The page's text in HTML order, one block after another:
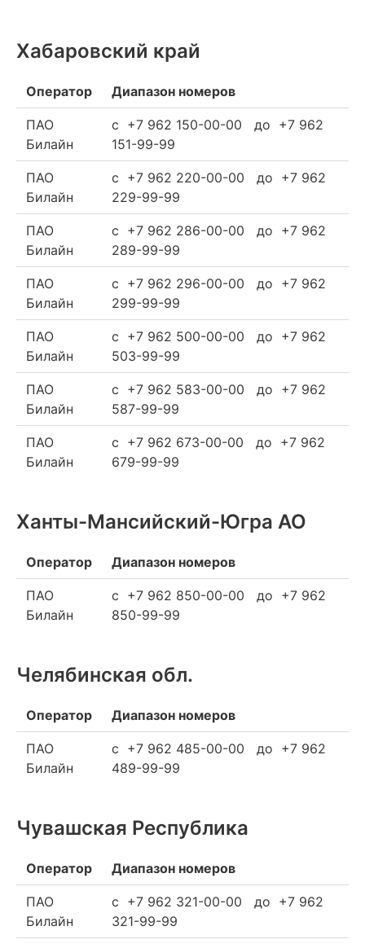
Хабаровский край
Оператор Диапазон номеров
ПАО
Билайн
c +7 962 150-00-00 до +7 962
151-99-99
ПАО
Билайн
c +7 962 220-00-00 до +7 962
229-99-99
ПАО
Билайн
c +7 962 286-00-00 до +7 962
289-99-99
ПАО
Билайн
c +7 962 296-00-00 до +7 962
299-99-99
ПАО
Билайн
c +7 962 500-00-00 до +7 962
503-99-99
ПАО
Билайн
c +7 962 583-00-00 до +7 962
587-99-99
ПАО
Билайн
c +7 962 673-00-00 до +7 962
679-99-99
Ханты-Мансийский-Югра АО
Оператор Диапазон номеров
ПАО
Билайн
c +7 962 850-00-00 до +7 962
850-99-99
Челябинская обл.
Оператор Диапазон номеров
ПАО
Билайн
c +7 962 485-00-00 до +7 962
489-99-99
Чувашская Республика
Оператор Диапазон номеров
ПАО
Билайн
c +7 962 321-00-00 до +7 962
321-99-99